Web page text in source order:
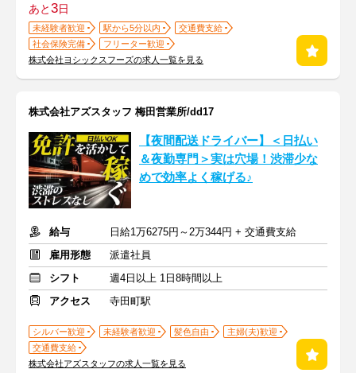
あと3日
未経験者歓迎 駅から5分以内
交通費支給
社会保険完備
フリーター歓迎
株式会社ヨシックスフーズの求人一覧を見る
株式会社アズスタッフ 梅田営業所/dd17
【夜間配送ドライバー】＜日払い
＆夜勤専門＞実は穴場！渋滞少な
めで効率よく稼げる♪
給与
日給1万6275円～2万344円 + 交通費支給
雇用形態
派遣社員
シフト
週4日以上 1日8時間以上
アクセス
寺田町駅
シルバー歓迎 未経験者歓迎 髪色自由
主婦(夫)歓迎
交通費支給
株式会社アズスタッフの求人一覧を見る